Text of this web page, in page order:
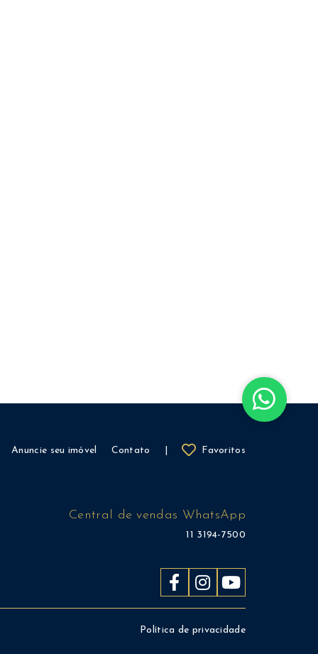
Anuncie seu imóvel Contato Favoritos
Central de vendas WhatsApp
11 3194-7500
Política de privacidade